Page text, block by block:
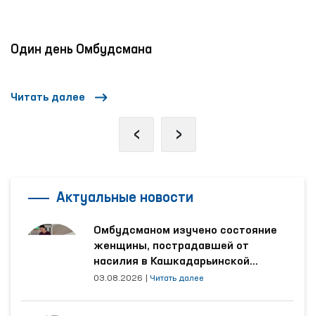
«Час омбудсмана»: проводятся интерактивные
Читать далее
‹ ›
Актуальные новости
Омбудсманом изучено состояние
женщины, пострадавшей от
насилия в Кашкадарьинской
области
03.08.2026 Читать далее